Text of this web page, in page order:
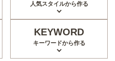
人気スタイルから作る
KEYWORD
キーワードから作る